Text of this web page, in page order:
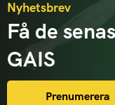
Nyhetsbrev
Få de
GAIS
Prenumerera